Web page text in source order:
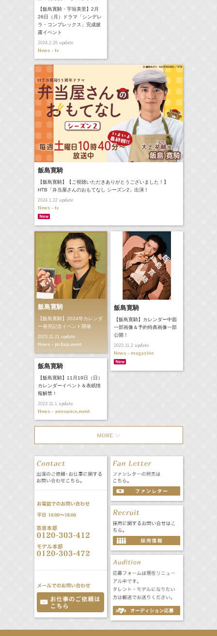
【飯島寛騎・宇垣美里】2月
26日（月）ドラマ「シンデレ
ラ・コンプレックス」完成披
露イベント
2024.2.26update
News - tv
飯島寛騎
【飯島寛騎】【ご視聴いただきありがとうございました！】
HTB「弁当屋さんのおもてなし シーズン2」出演！
2024.1.22update
News - tv
飯島寛騎
【飯島寛騎】2024年カレンダ
ー発売記念イベント開催
2023.11.21 update
News - pickup,event
飯島寛騎
【飯島寛騎】カレンダー中面
一部画像＆予約特典画像一部
公開！
2023.11.2update
News - magazine
飯島寛騎
【飯島寛騎】11月19日（日）
カレンダーイベント＆表紙情
報解禁！
2023.11.1update
News - announce,event